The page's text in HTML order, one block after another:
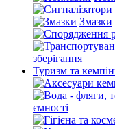
Змазки
зберігання
Туризм та
ємності